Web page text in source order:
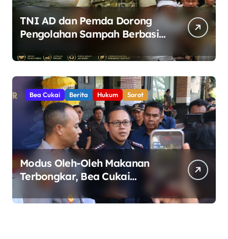
TNI AD dan Pemda Dorong
Pengolahan Sampah Berbasis
Bea Cukai Berita Hukum Sorot
Modus Oleh-Oleh Makanan
Terbongkar, Bea Cukai
Ngurah Rai Bali Gagalkan
Penyelundupan 10 Kilogram